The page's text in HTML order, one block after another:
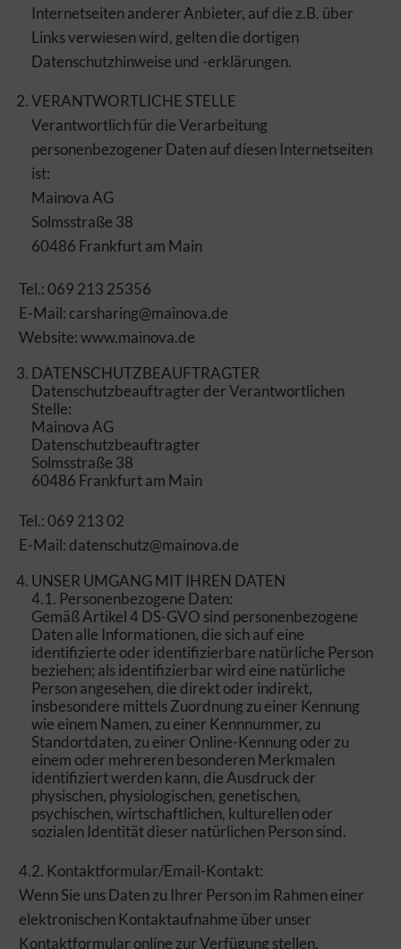
Internetseiten anderer Anbieter, auf die z.B. über
Links verwiesen wird, gelten die dortigen
Datenschutzhinweise und -erklärungen.
VERANTWORTLICHE STELLE
Verantwortlich für die Verarbeitung
personenbezogener Daten auf diesen Internetseiten
ist:
Mainova AG
Solmsstraße 38
60486 Frankfurt am Main
Tel.: 069 213 25356
E-Mail: carsharing@mainova.de
Website: www.mainova.de
DATENSCHUTZBEAUFTRAGTER
Datenschutzbeauftragter der Verantwortlichen
Stelle:
Mainova AG
Datenschutzbeauftragter
Solmsstraße 38
60486 Frankfurt am Main
Tel.: 069 213 02
E-Mail: datenschutz@mainova.de
UNSER UMGANG MIT IHREN DATEN
4.1. Personenbezogene Daten:
Gemäß Artikel 4 DS-GVO sind personenbezogene
Daten alle Informationen, die sich auf eine
identifizierte oder identifizierbare natürliche Person
beziehen; als identifizierbar wird eine natürliche
Person angesehen, die direkt oder indirekt,
insbesondere mittels Zuordnung zu einer Kennung
wie einem Namen, zu einer Kennnummer, zu
Standortdaten, zu einer Online-Kennung oder zu
einem oder mehreren besonderen Merkmalen
identifiziert werden kann, die Ausdruck der
physischen, physiologischen, genetischen,
psychischen, wirtschaftlichen, kulturellen oder
sozialen Identität dieser natürlichen Person sind.
4.2. Kontaktformular/Email-Kontakt:
Wenn Sie uns Daten zu Ihrer Person im Rahmen einer
elektronischen Kontaktaufnahme über unser
Kontaktformular online zur Verfügung stellen,